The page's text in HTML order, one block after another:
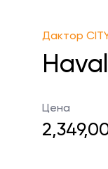
Дактор
Цена